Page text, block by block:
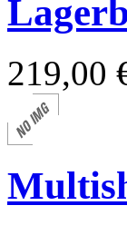
219,00